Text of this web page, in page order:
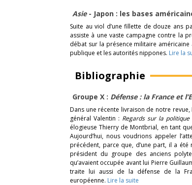
Asie - Japon : les bases
Suite au viol d’une fillette de douze ans
assiste à une vaste campagne contre la
débat sur la présence militaire
publique et les autorités nippones. Lire la
Bibliographie
Groupe X : Défense : la France et
Dans une récente livraison de notre
général Valentin : Regards sur la
élogieuse Thierry de Montbrial, en tant
Aujourd’hui, nous voudrions appeler
précédent, parce que, d’une part, il a
président du groupe des anciens
qu’avaient occupée avant lui Pierre
traite lui aussi de la défense de la
européenne. Lire la suite